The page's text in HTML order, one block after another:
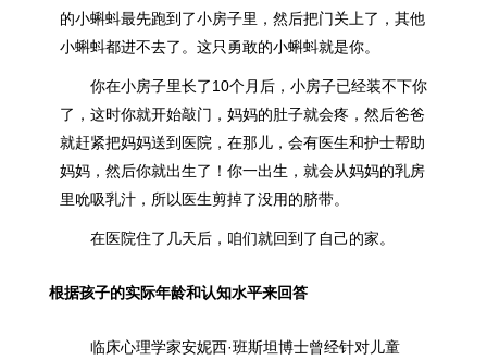
的小蝌蚪最先跑到了小房子里，然后把门关上了，其他
小蝌蚪都进不去了。这只勇敢的小蝌蚪就是你。
你在小房子里长了10个月后，小房子已经装不下你
了，这时你就开始敲门，妈妈的肚子就会疼，然后爸爸
就赶紧把妈妈送到医院，在那儿，会有医生和护士帮助
妈妈，然后你就出生了！你一出生，就会从妈妈的乳房
里吮吸乳汁，所以医生剪掉了没用的脐带。
在医院住了几天后，咱们就回到了自己的家。
根据孩子的实际年龄和认知水平来回答
临床心理学家安妮西·班斯坦博士曾经针对儿童